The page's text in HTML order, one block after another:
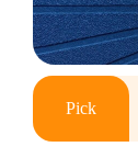
Pick